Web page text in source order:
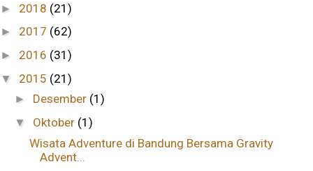
► 2018 (21)
► 2017 (62)
► 2016 (31)
▼ 2015 (21)
► Desember (1)
▼ Oktober (1)
Wisata Adventure di Bandung Bersama Gravity
Advent...